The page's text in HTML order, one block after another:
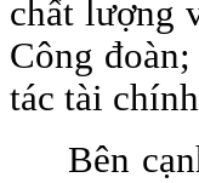
chất lượng
Công
tác tài
Bên